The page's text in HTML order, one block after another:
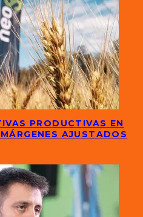
PRODUCTIVAS EN
AJUSTADOS